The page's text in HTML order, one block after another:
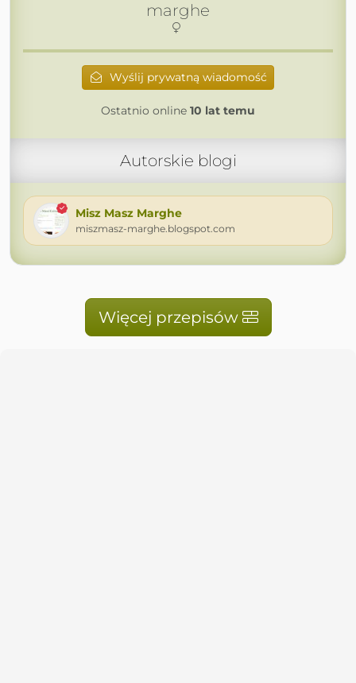
marghe
Wyślij prywatną wiadomość
Ostatnio online 10 lat temu
Autorskie blogi
Misz Masz Marghe
miszmasz-marghe.blogspot.com
Więcej przepisów